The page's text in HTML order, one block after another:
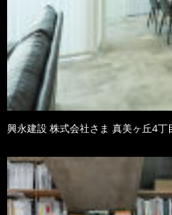
興永建設 株式会社さま 真美ヶ丘4丁